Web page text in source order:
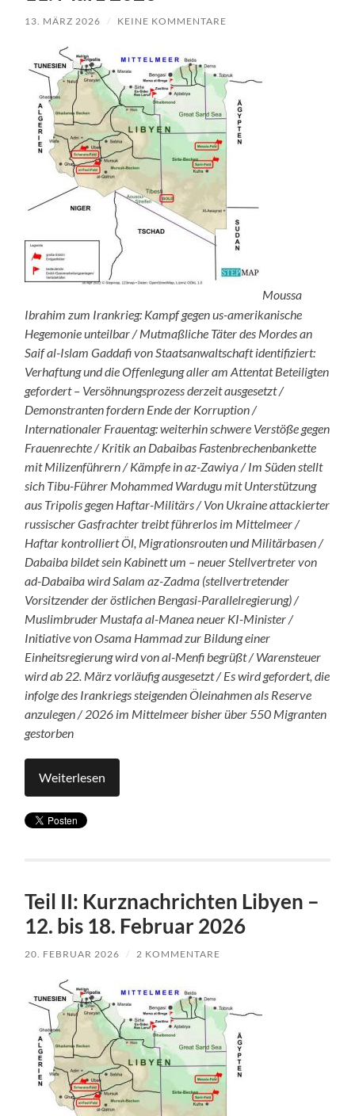
13. MÄRZ 2026 / KEINE KOMMENTARE
Moussa
Ibrahim zum Irankrieg: Kampf gegen us-amerikanische
Hegemonie unteilbar / Mutmaßliche Täter des Mordes an
Saif al-Islam Gaddafi von Staatsanwaltschaft identifiziert:
Verhaftung und die Offenlegung aller am Attentat Beteiligten
gefordert – Versöhnungsprozess derzeit ausgesetzt /
Demonstranten fordern Ende der Korruption /
Internationaler Frauentag: weiterhin schwere Verstöße gegen
Frauenrechte / Kritik an Dabaibas Fastenbrechenbankette
mit Milizenführern / Kämpfe in az-Zawiya / Im Süden stellt
sich Tibu-Führer Mohammed Wardugu mit Unterstützung
aus Tripolis gegen Haftar-Militärs / Von Ukraine attackierter
russischer Gasfrachter treibt führerlos im Mittelmeer /
Haftar kontrolliert Öl, Migrationsrouten und Militärbasen /
Dabaiba bildet sein Kabinett um – neuer Stellvertreter von
ad-Dabaiba wird Salam az-Zadma (stellvertretender
Vorsitzender der östlichen Bengasi-Parallelregierung) /
Muslimbruder Mustafa al-Manea neuer KI-Minister /
Initiative von Osama Hammad zur Bildung einer
Einheitsregierung wird von al-Menfi begrüßt / Warensteuer
wird ab 22. März vorläufig ausgesetzt / Es wird gefordert, die
infolge des Irankriegs steigenden Öleinahmen als Reserve
anzulegen / 2026 im Mittelmeer bisher über 550 Migranten
gestorben
Weiterlesen
Teil II: Kurznachrichten Libyen –
12. bis 18. Februar 2026
20. FEBRUAR 2026 / 2 KOMMENTARE